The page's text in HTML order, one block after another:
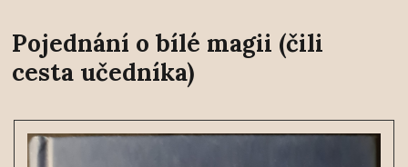
Pojednání o bílé magii (čili
cesta učedníka)